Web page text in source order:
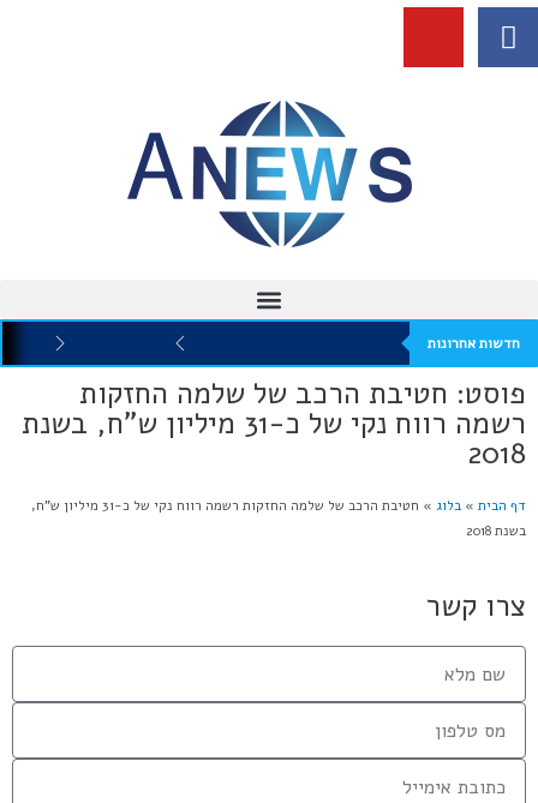
חדשות אחרונות
פוסט: חטיבת הרכב של שלמה החזקות
רשמה רווח נקי של כ-31 מיליון ש"ח, בשנת
2018
דף הבית » בלוג »
חטיבת הרכב של שלמה החזקות רשמה רווח נקי של כ-31 מיליון ש"ח,
בשנת 2018
צרו קשר